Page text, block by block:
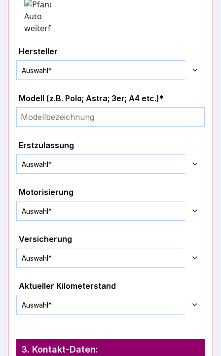
Hersteller
Modell (z.B. Polo; Astra; 3er; A4 etc.)*
Erstzulassung
Motorisierung
Versicherung
Aktueller Kilometerstand
3. Kontakt-Daten: